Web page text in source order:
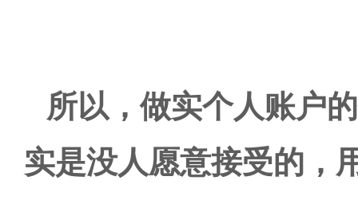
所以，做实个人账户
实是没人愿意接受的，